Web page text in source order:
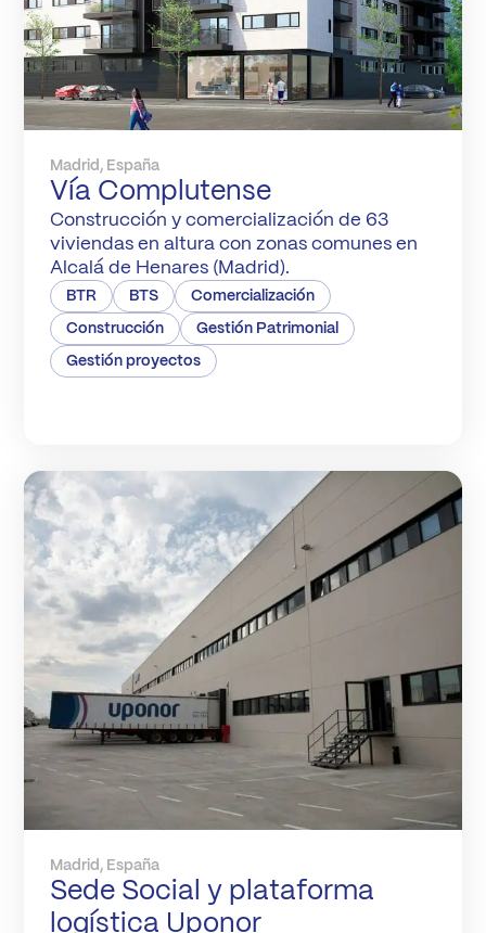
Madrid, España
Vía Complutense
Construcción y comercialización de 63
viviendas en altura con zonas comunes en
Alcalá de Henares (Madrid).
BTR BTS Comercialización
Construcción Gestión Patrimonial
Gestión proyectos
Madrid, España
Sede Social y plataforma
logística Uponor